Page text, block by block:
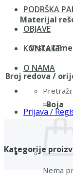
PODRŠKA
OBJAVE
KONTAKT
O NAMA
Pretraži:
Prijava /
Nema
Materijal
Vrsta
Broj redova /
Boja
Kategorije